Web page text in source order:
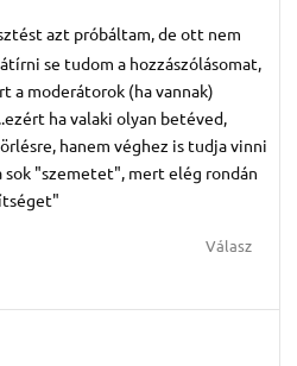
azt próbáltam, de ott nem
se tudom a hozzászólásomat,
a moderátorok (ha vannak)
ha valaki olyan betéved,
hanem véghez is tudja vinni
"szemetet", mert elég rondán
Válasz